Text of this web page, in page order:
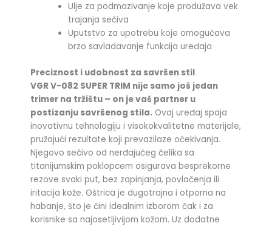
Ulje za podmazivanje koje produžava vek
trajanja sečiva
Uputstvo za upotrebu koje omogućava
brzo savladavanje funkcija uređaja
Preciznost i udobnost za savršen stil
VGR V-082 SUPER TRIM nije samo još jedan
trimer na tržištu – on je vaš partner u
postizanju savršenog stila. Ovaj uređaj spaja
inovativnu tehnologiju i visokokvalitetne materijale,
pružajući rezultate koji prevazilaze očekivanja.
Njegovo sečivo od nerđajućeg čelika sa
titanijumskim poklopcem osigurava besprekorne
rezove svaki put, bez zapinjanja, povlačenja ili
iritacija kože. Oštrica je dugotrajna i otporna na
habanje, što je čini idealnim izborom čak i za
korisnike sa najosetljivijom kožom. Uz dodatne